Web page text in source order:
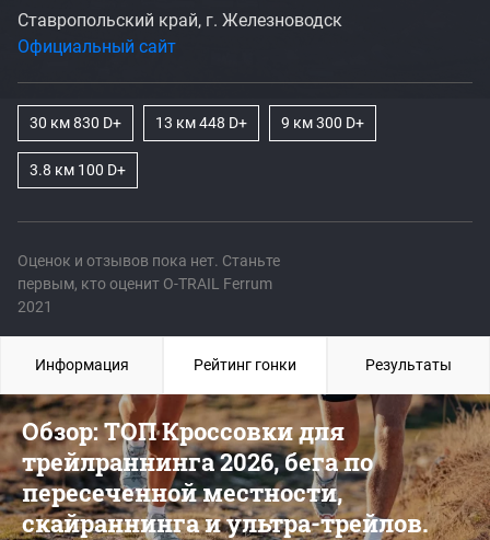
Оценок и отзывов пока нет. Станьте
первым, кто оценит O-TRAIL Ferrum
2021
Ставропольский край, г. Железноводск
Официальный сайт
30 км 830 D+ 13 км 448 D+ 9 км 300 D+
3.8 км 100 D+
Обзор: ТОП Кроссовки для
трейлраннинга 2026, бега по
пересеченной местности,
скайраннинга и ультра-трейлов.
Информация Рейтинг гонки Результаты